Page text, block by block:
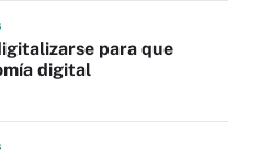
para que
digital